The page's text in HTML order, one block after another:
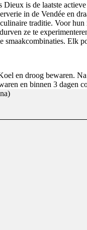
Dieux is de laatste actieve
in de Vendée en
traditie. Voor hun
ze te
smaakcombinaties. Elk
en droog bewaren.
en binnen 3 dagen